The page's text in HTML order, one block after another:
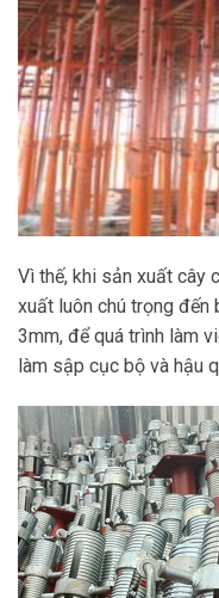
Vì thế, khi sản xuất cây
xuất luôn chú trọng đến
3mm, để quá trình làm
làm sập cục bộ và hậu